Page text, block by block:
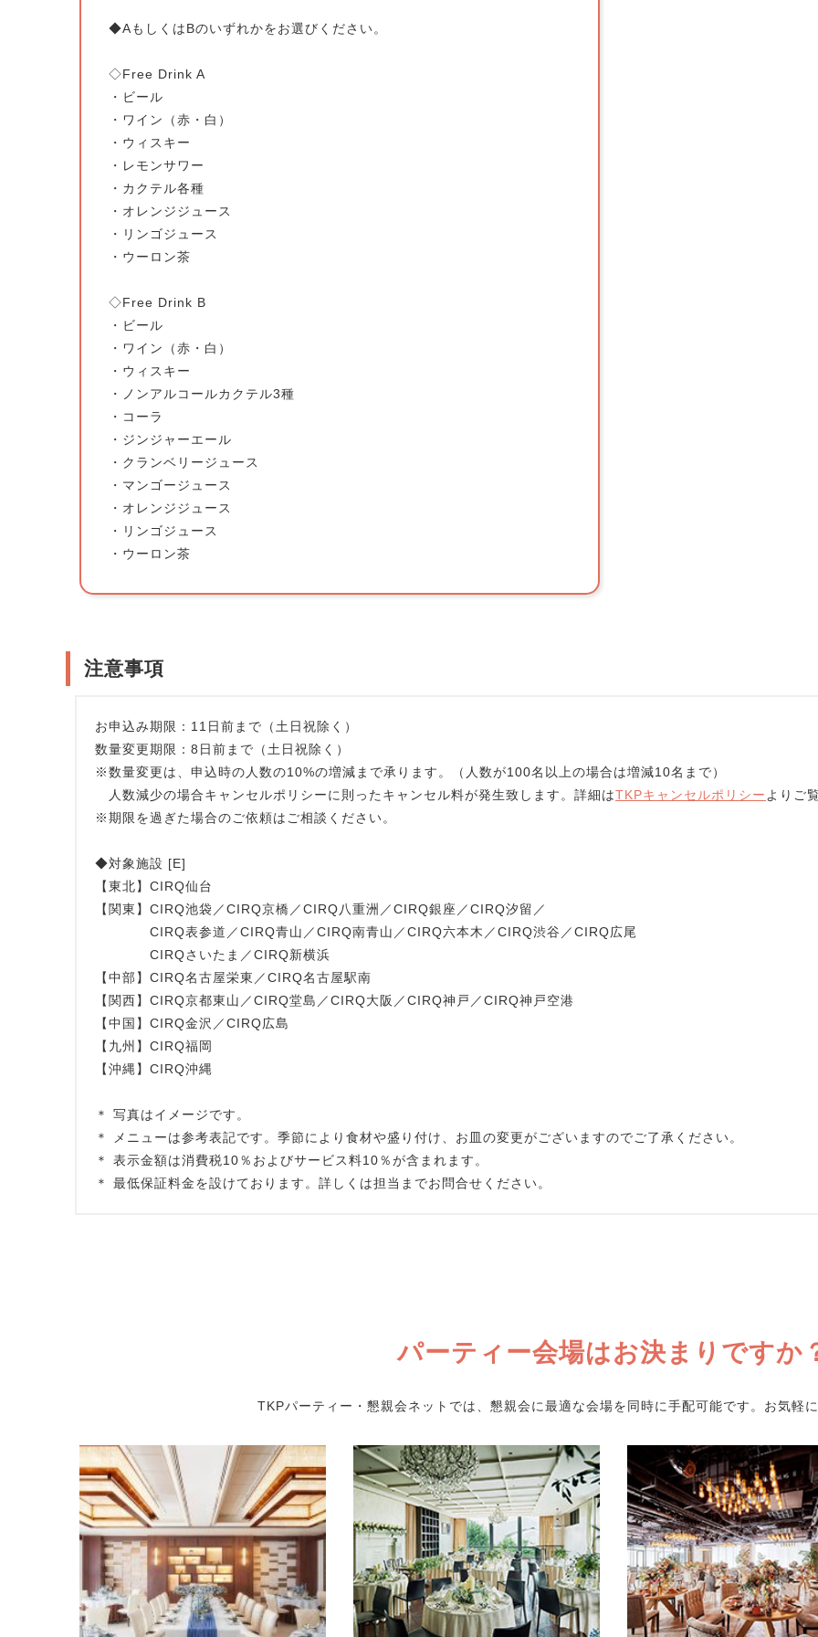
◆AもしくはBのいずれかをお選びください。
◇Free Drink A
・ビール
・ワイン（赤・白）
・ウィスキー
・レモンサワー
・カクテル各種
・オレンジジュース
・リンゴジュース
・ウーロン茶
◇Free Drink B
・ビール
・ワイン（赤・白）
・ウィスキー
・ノンアルコールカクテル3種
・コーラ
・ジンジャーエール
・クランベリージュース
・マンゴージュース
・オレンジジュース
・リンゴジュース
・ウーロン茶
注意事項
お申込み期限：11日前まで（土日祝除く）
数量変更期限：8日前まで（土日祝除く）
※数量変更は、申込時の人数の10%の増減まで承ります。（人数が100名以上の場合は増減10名まで）
人数減少の場合キャンセルポリシーに則ったキャンセル料が発生致します。詳細はTKPキャンセルポリシーよりご
※期限を過ぎた場合のご依頼はご相談ください。
◆対象施設 [E]
【東北】CIRQ仙台
【関東】CIRQ池袋／CIRQ京橋／CIRQ八重洲／CIRQ銀座／CIRQ汐留／
CIRQ表参道／CIRQ青山／CIRQ南青山／CIRQ六本木／CIRQ渋谷／CIRQ広尾
CIRQさいたま／CIRQ新横浜
【中部】CIRQ名古屋栄東／CIRQ名古屋駅南
【関西】CIRQ京都東山／CIRQ堂島／CIRQ大阪／CIRQ神戸／CIRQ神戸空港
【中国】CIRQ金沢／CIRQ広島
【九州】CIRQ福岡
【沖縄】CIRQ沖縄
＊ 写真はイメージです。
＊ メニューは参考表記です。季節により食材や盛り付け、お皿の変更がございますのでご了承ください。
＊ 表示金額は消費税10％およびサービス料10％が含まれます。
＊ 最低保証料金を設けております。詳しくは担当までお問合せください。
パーティー会場はお決まりですか
TKPパーティー・懇親会ネットでは、懇親会に最適な会場を同時に手配可能です。お気軽